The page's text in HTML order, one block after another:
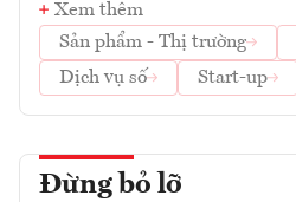
Xem thêm
Sản phẩm - Thị trường
Dịch vụ số
Start-up
Đừng bỏ lỡ